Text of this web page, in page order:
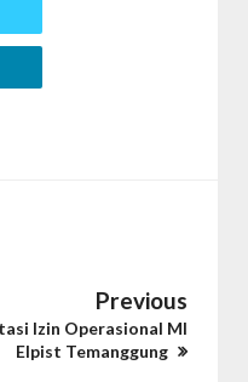
Previous
Izin Operasional MI
Elpist Temanggung